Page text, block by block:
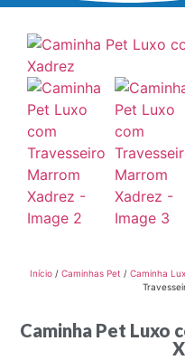
Início / Caminhas Pet / Caminha
Caminha Pet Luxo